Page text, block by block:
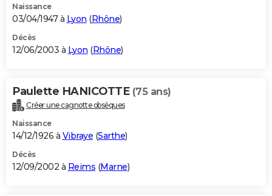
Naissance
03/04/1947 à Lyon (Rhône)
Décès
12/06/2003 à Lyon (Rhône)
Paulette HANICOTTE (75 ans)
Créer une cagnotte obsèques
Naissance
14/12/1926 à Vibraye (Sarthe)
Décès
12/09/2002 à Reims (Marne)